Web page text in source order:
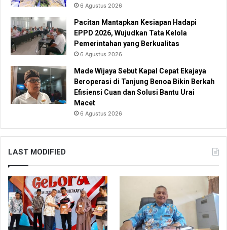
6 Agustus 2026
Pacitan Mantapkan Kesiapan Hadapi
EPPD 2026, Wujudkan Tata Kelola
Pemerintahan yang Berkualitas
6 Agustus 2026
Made Wijaya Sebut Kapal Cepat Ekajaya
Beroperasi di Tanjung Benoa Bikin Berkah
Efisiensi Cuan dan Solusi Bantu Urai
Macet
6 Agustus 2026
LAST MODIFIED